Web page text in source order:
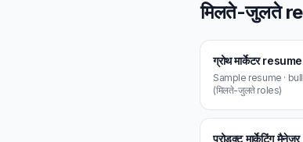
मिलते-जुलते
ग्रोथ मार्केटर
Sample resume ·
(मिलते-जुलते roles)
प्रोडक्ट मार्केटिंग